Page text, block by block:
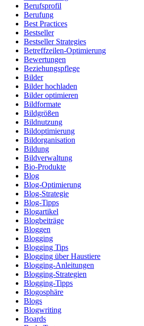
Berufsprofil
Berufung
Best Practices
Bestseller
Bestseller Strategies
Betreffzeilen-Optimierung
Bewertungen
Beziehungspflege
Bilder
Bilder hochladen
Bilder optimieren
Bildformate
Bildgrößen
Bildnutzung
Bildoptimierung
Bildorganisation
Bildung
Bildverwaltung
Bio-Produkte
Blog
Blog-Optimierung
Blog-Strategie
Blog-Tipps
Blogartikel
Blogbeiträge
Bloggen
Blogging
Blogging Tips
Blogging über Haustiere
Blogging-Anleitungen
Blogging-Strategien
Blogging-Tipps
Blogosphäre
Blogs
Blogwriting
Boards